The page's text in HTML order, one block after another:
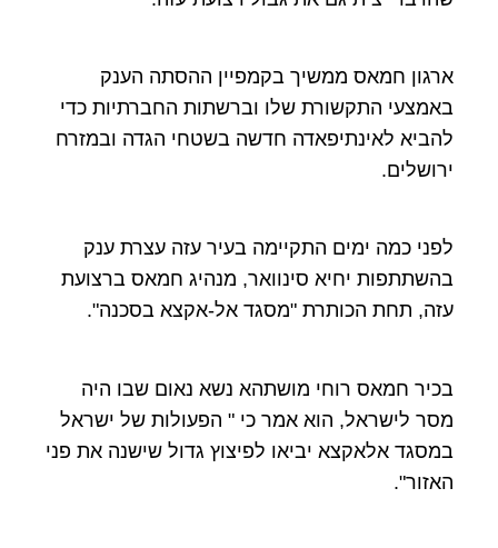
ארגון חמאס ממשיך בקמפיין ההסתה הענק
באמצעי התקשורת שלו וברשתות החברתיות כדי
להביא לאינתיפאדה חדשה בשטחי הגדה ובמזרח
ירושלים.
לפני כמה ימים התקיימה בעיר עזה עצרת ענק
בהשתתפות יחיא סינוואר, מנהיג חמאס ברצועת
עזה, תחת הכותרת "מסגד אל-אקצא בסכנה".
בכיר חמאס רוחי מושתהא נשא נאום שבו היה
מסר לישראל, הוא אמר כי " הפעולות של ישראל
במסגד אלאקצא יביאו לפיצוץ גדול שישנה את פני
האזור".